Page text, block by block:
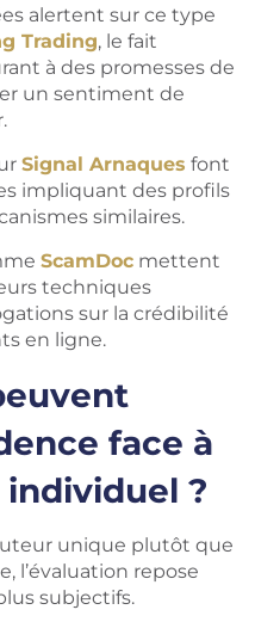
alertent sur ce type
Trading, le fait
à des promesses de
un sentiment de
Signal Arnaques font
impliquant des profils
similaires.
ScamDoc mettent
techniques
sur la crédibilité
en ligne.
face à
?
unique plutôt que
l’évaluation repose
subjectifs.